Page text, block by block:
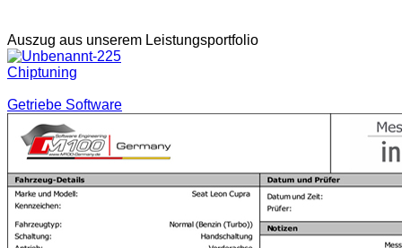
Auszug aus unserem Leistungsportfolio
Chiptuning
Getriebe Software